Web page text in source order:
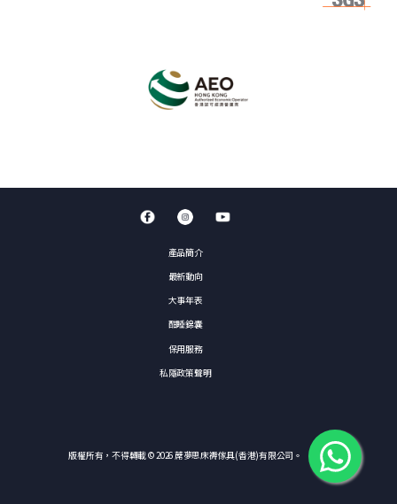
產品簡介
最新動向
大事年表
酣睡錦囊
保用服務
私隱政策聲明
版權所有，不得轉載 © 2026 蓆夢思床褥傢具(香港)有限公司。